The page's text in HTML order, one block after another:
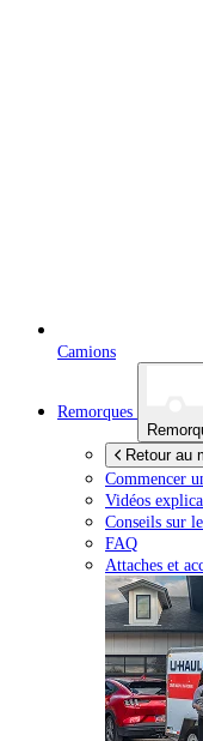
Camions
Remorques
Retour au
Commencer
Vidéos
Conseils sur
FAQ
Attaches et